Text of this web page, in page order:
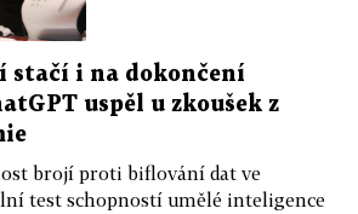
stačí i na dokončení
uspěl u zkoušek z
brojí proti biflování dat ve
test schopností umělé inteligence